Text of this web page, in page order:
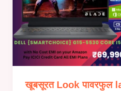
खूबसूरत Look पावरफुल